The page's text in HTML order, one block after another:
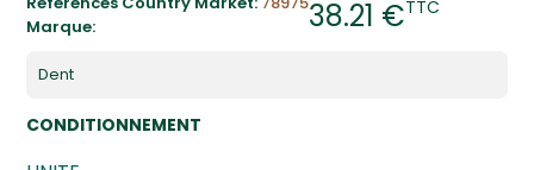
Marque:
38.21 €TTC
Dent
CONDITIONNEMENT